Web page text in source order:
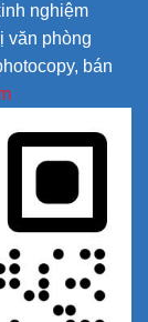
nghiệm
văn phòng
bán